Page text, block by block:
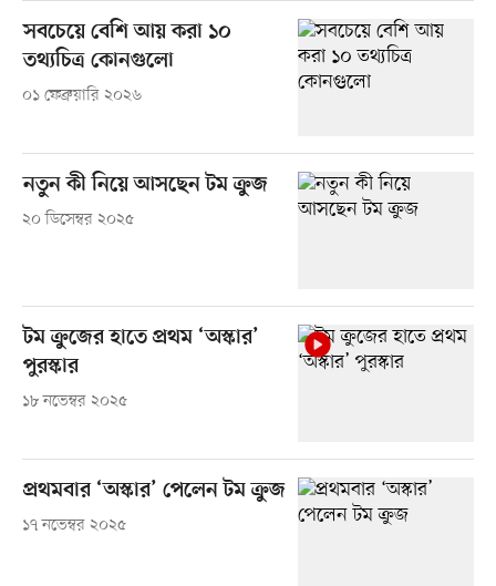
সবচেয়ে বেশি আয় করা ১০
তথ্যচিত্র কোনগুলো
০১ ফেব্রুয়ারি ২০২৬
নতুন কী নিয়ে আসছেন টম ক্রুজ
২০ ডিসেম্বর ২০২৫
টম ক্রুজের হাতে প্রথম ‘অস্কার’
পুরস্কার
১৮ নভেম্বর ২০২৫
প্রথমবার ‘অস্কার’ পেলেন টম ক্রুজ
১৭ নভেম্বর ২০২৫